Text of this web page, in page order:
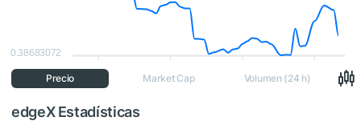
0.38683072
Precio Market Cap Volumen (24 h)
edgeX Estadísticas